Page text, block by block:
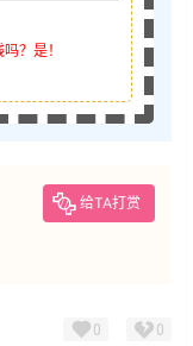
？是！
给TA打赏
0 0